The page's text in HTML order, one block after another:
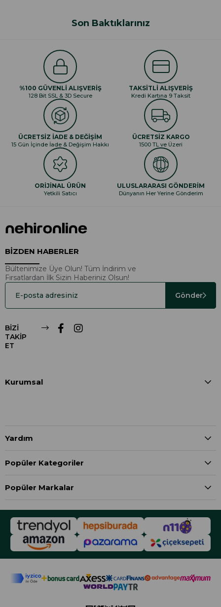
Son Baktıklarınız
%100 GÜVENLİ ALIŞVERİŞ
128 Bit SSL & 3D Secure
TAKSİTLİ ALIŞVERİŞ
Kredi Kartına 9 Taksit
ÜCRETSİZ İADE & DEĞİŞİM
15 Gün İçinde İade & Değişim Hakkı
ÜCRETSİZ KARGO
1500 TL ve Üzeri
ORİJİNAL ÜRÜN
Yetkili Satıcı
ULUSLARARASI GÖNDERİM
Dünyanın Her Yerine Gönderim
BİZDEN HABERLER
Bültenimize Üye Olun! Tüm İndirim ve
Fırsatlardan İlk Sizin Haberiniz Olsun!
Gönder
BİZİ
TAKİP
ET
Kurumsal
Yardım
Popüler Kategoriler
Popüler Markalar